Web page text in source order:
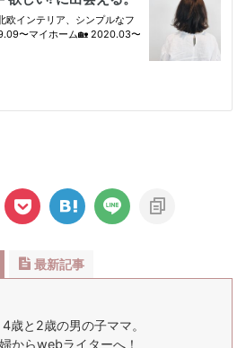
最新記事
歳と2歳の男の子ママ。
からwebライターへ！